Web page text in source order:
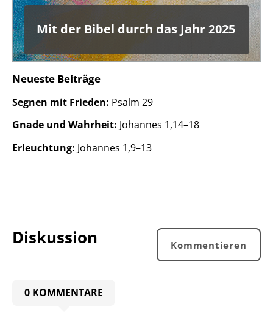
Mit der Bibel durch das Jahr 2025
Neueste Beiträge
Segnen mit Frieden: Psalm 29
Gnade und Wahrheit: Johannes 1,14–18
Erleuchtung: Johannes 1,9–13
Diskussion Kommentieren
0 KOMMENTARE